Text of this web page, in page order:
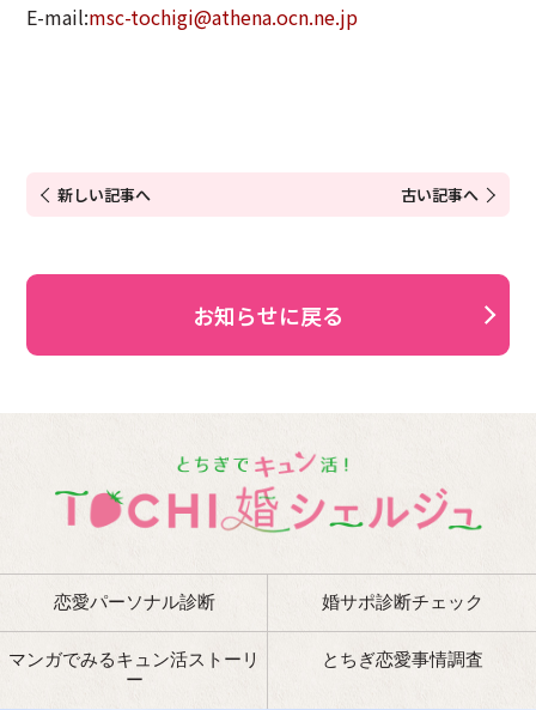
E-mail:msc-tochigi@athena.ocn.ne.jp
新しい記事へ 古い記事へ
お知らせに戻る
恋愛パーソナル診断 婚サポ診断チェック
マンガでみるキュン活ストーリ
ー
とちぎ恋愛事情調査